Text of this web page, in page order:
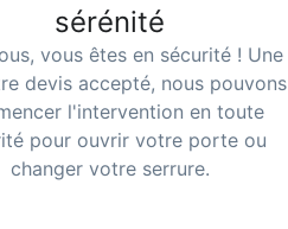
sérénité
vous êtes en sécurité ! Une
devis accepté, nous pouvons
l'intervention en toute
pour ouvrir votre porte ou
changer votre serrure.